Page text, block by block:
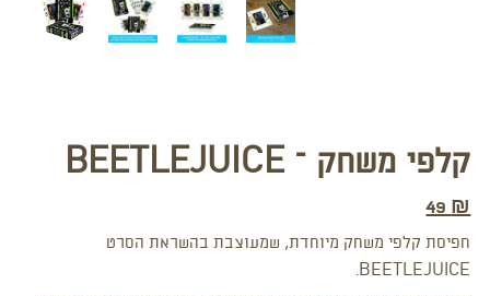
קלפי משחק – BEETLEJUICE
49 ₪
חפיסת קלפי משחק מיוחדת, שמעוצבת בהשראת הסרט
BEETLEJUICE.